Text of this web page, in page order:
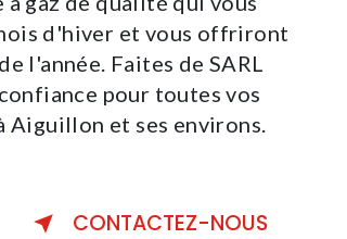
d'hiver et vous offriront
l'année. Faites de SARL
pour toutes vos
Aiguillon et ses environs.
CONTACTEZ-NOUS